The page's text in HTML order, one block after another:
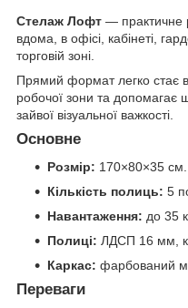
Стелаж Лофт — практичне
вдома, в офісі, кабінеті,
торговій зоні.
Прямий формат легко стає
робочої зони та допомагає
зайвої візуальної важкості.
Основне
Розмір: 170×80×35 см.
Кількість полиць: 5
Навантаження: до 35
Полиці: ЛДСП 16 мм,
Каркас: фарбований
Переваги